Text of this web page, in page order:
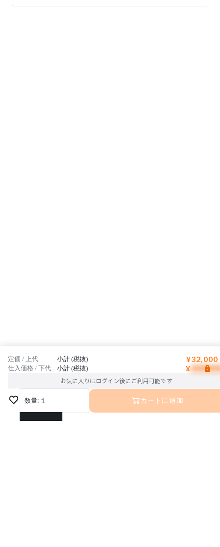
定価 / 上代 小計 (税抜) ¥32,000
仕入価格 / 下代 小計 (税抜) ¥
お気に入りはログイン後にご利用可能です
数量: 1
1
カートに追加